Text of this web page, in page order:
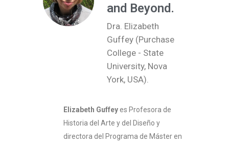
and Beyond.
Dra. Elizabeth
Guffey (Purchase
College - State
University, Nova
York, USA).
Elizabeth Guffeyes Profesora de
Historia del Arte y del Diseño y
directora del Programa de Máster en